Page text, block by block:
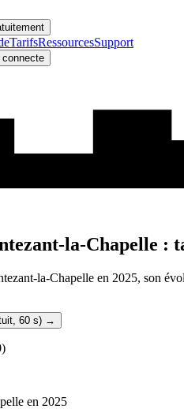
TarifsRessourcesSupport
la-Chapelle :
la-Chapelle en 2025, son
60 s) →
en 2025